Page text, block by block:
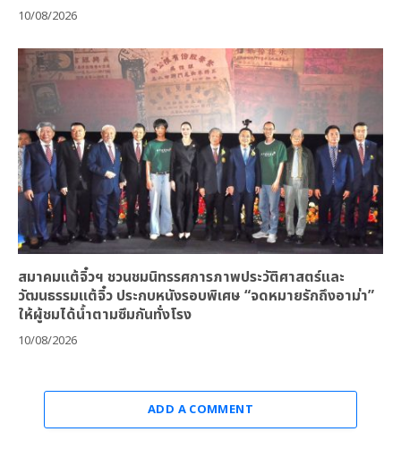
10/08/2026
สมาคมแต้จิ๋วฯ ชวนชมนิทรรศการภาพประวัติศาสตร์และ
วัฒนธรรมแต้จิ๋ว ประกบหนังรอบพิเศษ “จดหมายรักถึงอาม่า”
ให้ผู้ชมได้น้ำตามซึมกันทั่งโรง
10/08/2026
ADD A COMMENT